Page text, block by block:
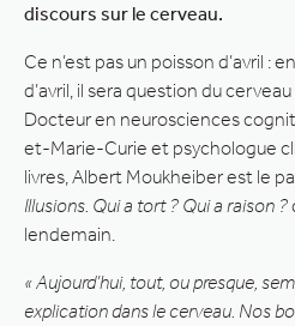
discours sur le cerveau.
Ce n’est pas un poisson d’avril :
d’avril, il sera question du
Docteur en neurosciences
et-Marie-Curie et psychologue
livres, Albert Moukheiber est le
Illusions. Qui a tort ? Qui a raison ?
lendemain.
« Aujourd’hui, tout, ou presque,
explication dans le cerveau. Nos